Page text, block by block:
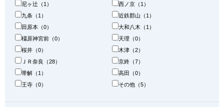
尼ヶ辻（1）
西ノ京（1）
九条（1）
近鉄郡山（1）
田原本（0）
大和八木（1）
橿原神宮前（0）
天理（0）
桜井（0）
木津（2）
ＪＲ奈良（28）
京終（7）
帯解（1）
高田（0）
王寺（0）
その他（5）